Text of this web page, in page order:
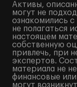
Активы,
могут не
ознакомились
не полагаться
настоящем
собственную
привлечь, при
экспертов.
материала не
финансовые
могут